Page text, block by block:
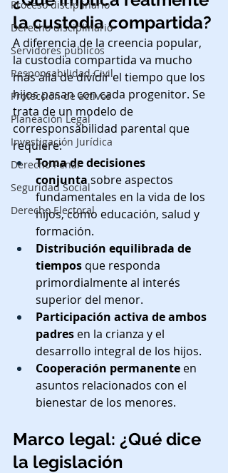
Proceso disciplinario
Derecho disciplinario
Servidores públicos
Responsabilidad Civil
Protección de activos
Planeación Legal
Investigación Jurídica
Derecho Penal
Seguridad Social
Derecho Electoral
la custodia compartida?
A diferencia de la creencia popular,
la custodia compartida va mucho
más allá de dividir el tiempo que los
hijos pasan con cada progenitor. Se
trata de un modelo de
corresponsabilidad parental que
requiere:
Toma de decisiones
conjunta sobre aspectos
fundamentales en la vida de los
hijos, como educación, salud y
formación.
Distribución equilibrada de
tiempos que responda
primordialmente al interés
superior del menor.
Participación activa de ambos
padres en la crianza y el
desarrollo integral de los hijos.
Cooperación permanente en
asuntos relacionados con el
bienestar de los menores.
Marco legal: ¿Qué dice
la legislación